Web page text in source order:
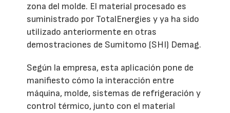
zona del molde. El material procesado es
suministrado por TotalEnergies y ya ha sido
utilizado anteriormente en otras
demostraciones de Sumitomo (SHI) Demag.
Según la empresa, esta aplicación pone de
manifiesto cómo la interacción entre
máquina, molde, sistemas de refrigeración y
control térmico, junto con el material